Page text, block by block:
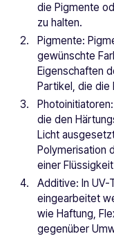
die Pigmente
zu halten.
Pigmente:
gewünschte
Eigenschaften
Partikel, die die
die den
Licht
Polymerisation
einer
Additive: In
eingearbeitet
wie Haftung,
gegenüber